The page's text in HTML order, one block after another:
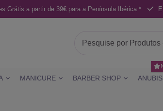
Grátis a partir de 39€ para a Península Ibérica *
MANICURE BARBER SHOP ANUBIS